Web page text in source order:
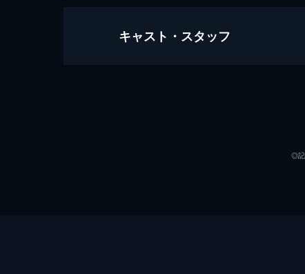
ヒット・アンド・ラン 地獄への罠
キャスト・スタッフ
◎記